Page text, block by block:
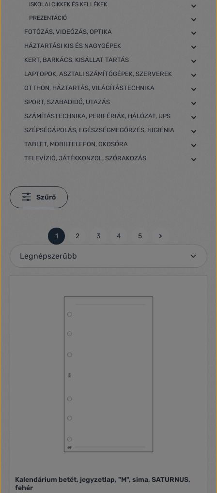
ISKOLAI CIKKEK ÉS KELLÉKEK
PREZENTÁCIÓ
FOTÓZÁS, VIDEÓZÁS, OPTIKA
HÁZTARTÁSI KIS ÉS NAGYGÉPEK
KERT, BARKÁCS, KISÁLLAT TARTÁS
LAPTOPOK, ASZTALI SZÁMÍTÓGÉPEK, SZERVEREK
OTTHON, HÁZTARTÁS, VILÁGÍTÁSTECHNIKA
SPORT, SZABADIDŐ, UTAZÁS
SZÁMÍTÁSTECHNIKA, PERIFÉRIÁK, HÁLÓZAT, UPS
SZÉPSÉGÁPOLÁS, EGÉSZSÉGMEGŐRZÉS, HIGIÉNIA
TABLET, MOBILTELEFON, OKOSÓRA
TELEVÍZIÓ, JÁTÉKKONZOL, SZÓRAKOZÁS
Szűrő
Oldal
1
Oldal
2
Oldal
3
Oldal
4
Oldal
5
Kalendárium betét, jegyzetlap, "M", sima, SATURNUS,
fehér